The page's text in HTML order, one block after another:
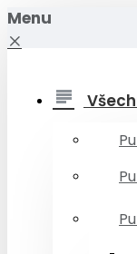
Menu